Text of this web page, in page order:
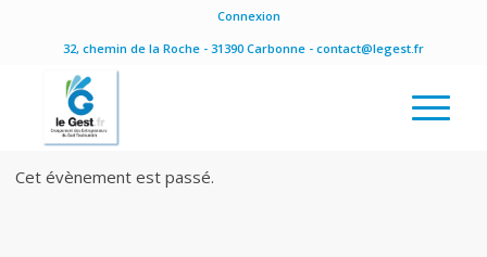
Connexion
32, chemin de la Roche - 31390 Carbonne - contact@legest.fr
Cet évènement est passé.